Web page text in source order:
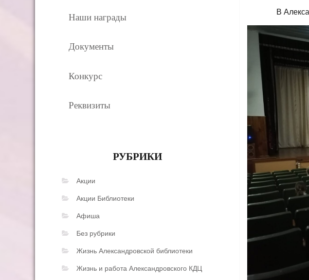
Наши награды
Документы
Конкурс
Реквизиты
РУБРИКИ
Акции
Акции Библиотеки
Афиша
Без рубрики
Жизнь Александровской библиотеки
Жизнь и работа Александровского КДЦ
В